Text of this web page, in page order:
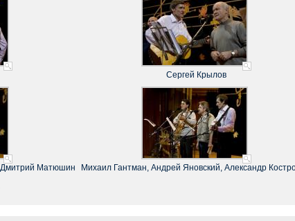
Сергей Крылов
Дмитрий Матюшин Михаил Гантман, Андрей Яновский, Александр